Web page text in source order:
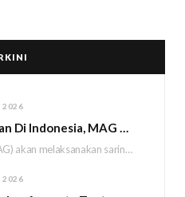
2026
Malaysia Aviation Group (MAG) akan melaksanakan saringan dadah mandatori terhadap semua juruterbang Malaysia Airlines sebagai…
2026